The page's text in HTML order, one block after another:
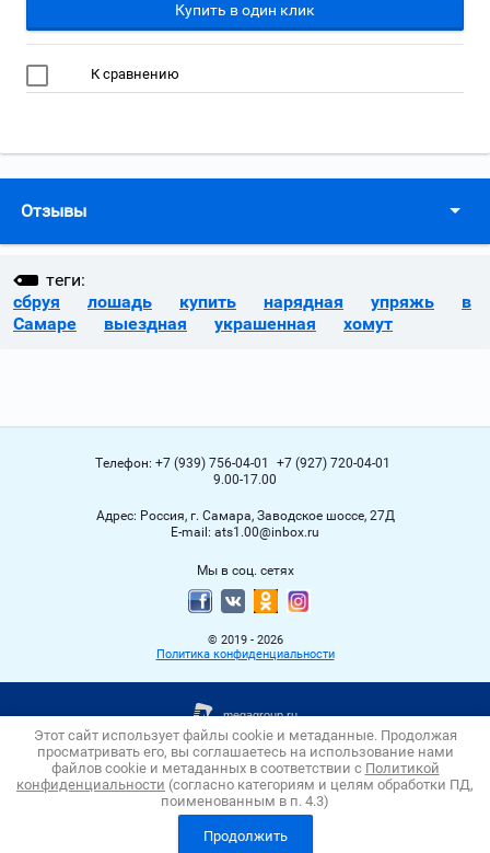
Купить в один клик
К сравнению
Отзывы
теги:
сбруя
лошадь купить нарядная упряжь
в
Самаре
выездная украшенная хомут
Телефон: +7 (939) 756-04-01
+7 (927) 720-04-01
9.00-17.00
Адрес: Россия, г. Самара, Заводское шоссе, 27Д
Е-mail: ats1.00@inbox.ru
Мы в соц. сетях
© 2019 - 2026
Политика конфиденциальности
Этот сайт использует файлы cookie и метаданные. Продолжая
просматривать его, вы соглашаетесь на использование нами
файлов cookie и метаданных в соответствии с Политикой
конфиденциальности (согласно категориям и целям обработки ПД,
поименованным в п. 4.3)
Продолжить